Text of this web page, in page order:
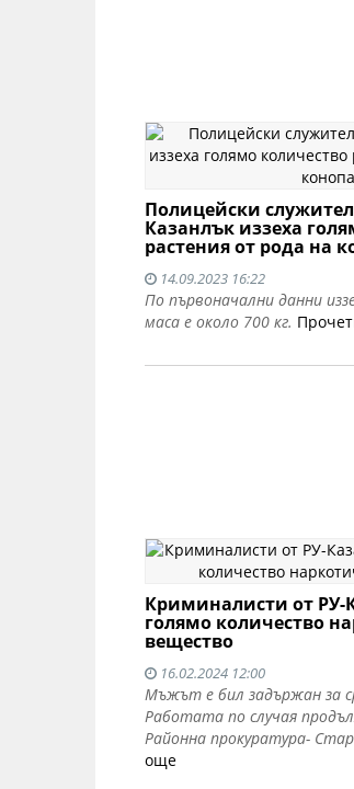
Полицейски
Казанлък иззеха
растения от рода на
14.09.2023 16:22
По първоначални данни
маса е около 700 кг.
Криминалисти от РУ-
голямо количество
вещество
16.02.2024 12:00
Мъжът е бил задържан за
Работата по случая
Районна прокуратура-
още